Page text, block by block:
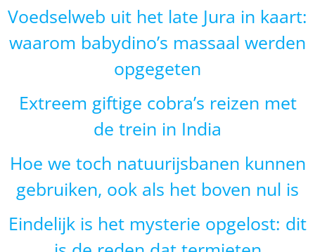
Voedselweb uit het late Jura in kaart:
waarom babydino’s massaal werden
opgegeten
Extreem giftige cobra’s reizen met
de trein in India
Hoe we toch natuurijsbanen kunnen
gebruiken, ook als het boven nul is
Eindelijk is het mysterie opgelost: dit